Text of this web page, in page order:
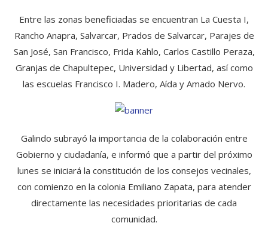
Entre las zonas beneficiadas se encuentran La Cuesta I,
Rancho Anapra, Salvarcar, Prados de Salvarcar, Parajes de
San José, San Francisco, Frida Kahlo, Carlos Castillo Peraza,
Granjas de Chapultepec, Universidad y Libertad, así como
las escuelas Francisco I. Madero, Aída y Amado Nervo.
Galindo subrayó la importancia de la colaboración entre
Gobierno y ciudadanía, e informó que a partir del próximo
lunes se iniciará la constitución de los consejos vecinales,
con comienzo en la colonia Emiliano Zapata, para atender
directamente las necesidades prioritarias de cada
comunidad.